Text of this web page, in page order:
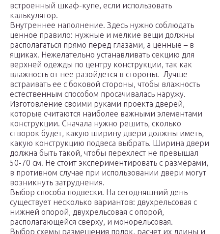
встроенный шкаф-купе, если использовать
калькулятор.
Внутреннее наполнение. Здесь нужно соблюдать
ценное правило: нужные и мелкие вещи должны
располагаться прямо перед глазами, а ценные – в
ящиках. Нежелательно устанавливать секцию для
верхней одежды по центру конструкции, так как
влажность от нее разойдется в стороны. Лучше
встраивать ее с боковой стороны, чтобы влажность
естественным способом просачивалась наружу.
Изготовление своими руками проекта дверей,
которые считаются наиболее важными элементами
конструкции. Сначала нужно решить, сколько
створок будет, какую ширину двери должны иметь,
какую конструкцию подвеса выбрать. Ширина двери
должна быть такой, чтобы перехлест не превышал
50-70 см. Не стоит экспериментировать с размерами,
в противном случае при использовании двери могут
возникнуть затруднения.
Выбор способа подвески. На сегодняшний день
существует несколько вариантов: двухрельсовая с
нижней опорой, двухрельсовая с опорой,
располагающейся сверху, и монорельсовая.
Выбор схемы размещения полок, расчет их длины и